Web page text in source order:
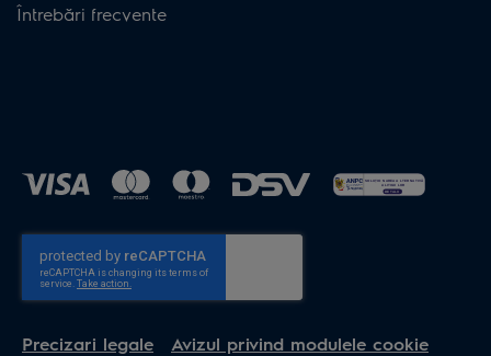
Întrebări frecvente
Precizari legale Avizul privind modulele cookie